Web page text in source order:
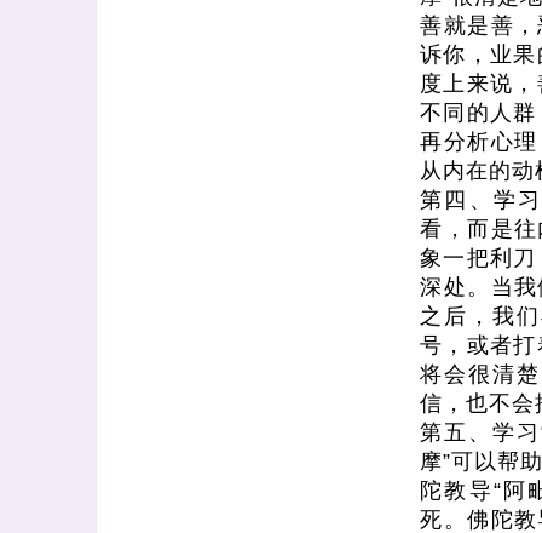
善就是善
诉你，业
度上来说
不同的人
再分析心
从内在的
第四、学
看，而是
象一把利
深处。当
之后，我
号，或者
将会很清
信，也不会
第五、学
摩”可以帮
陀教导“阿
死。佛陀